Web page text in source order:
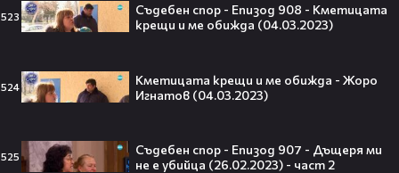
523
Съдебен спор - Епизод 908 - Кметицата
крещи и ме обижда (04.03.2023)
524
Кметицата крещи и ме обижда - Жоро
Игнатов (04.03.2023)
525
Съдебен спор - Епизод 907 - Дъщеря ми
не е убийца (26.02.2023) - част 2
зарови капсула, която никой жив
днес няма да отвори👀💥